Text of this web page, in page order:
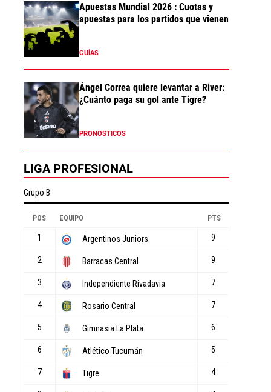
Apuestas Mundial 2026 : Cuotas y
apuestas para los partidos que vienen
GUÍAS
Ángel Correa quiere levantar a River:
¿Cuánto paga su gol ante Tigre?
PRONÓSTICOS
LIGA PROFESIONAL